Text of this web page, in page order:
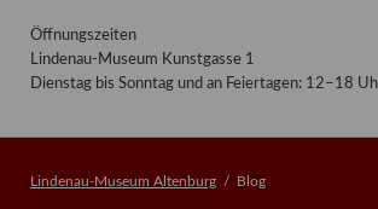
Öffnungszeiten
Lindenau-Museum Kunstgasse 1
Dienstag bis Sonntag und an Feiertagen: 12–18
Lindenau-Museum Altenburg Blog